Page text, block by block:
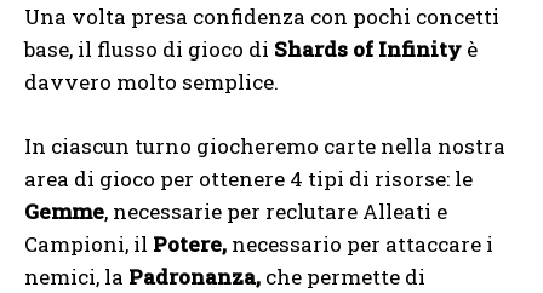
Una volta presa confidenza con pochi concetti
base, il flusso di gioco di Shards of Infinity è
davvero molto semplice.
In ciascun turno giocheremo carte nella nostra
area di gioco per ottenere 4 tipi di risorse: le
Gemme, necessarie per reclutare Alleati e
Campioni, il Potere, necessario per attaccare i
nemici, la Padronanza, che permette di